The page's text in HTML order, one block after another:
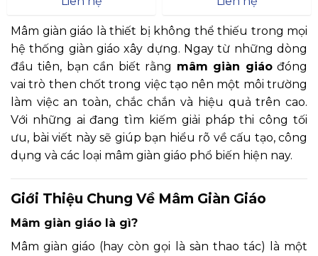
5 sao 5 sao
Mâm giàn giáo là thiết bị không thể thiếu trong mọi
hệ thống giàn giáo xây dựng. Ngay từ những dòng
đầu tiên, bạn cần biết rằng mâm giàn giáođóng
vai trò then chốt trong việc tạo nên một môi trường
làm việc an toàn, chắc chắn và hiệu quả trên cao.
Với những ai đang tìm kiếm giải pháp thi công tối
ưu, bài viết này sẽ giúp bạn hiểu rõ về cấu tạo, công
dụng và các loại mâm giàn giáo phổ biến hiện nay.
Giới Thiệu Chung Về Mâm Giàn Giáo
Mâm giàn giáo là gì?
Mâm giàn giáo (hay còn gọi là sàn thao tác) là một